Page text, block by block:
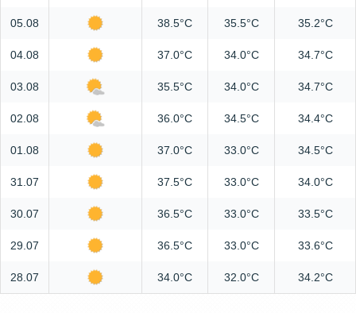
05.08 38.5°C 35.5°C 35.2°C
04.08 37.0°C 34.0°C 34.7°C
03.08 35.5°C 34.0°C 34.7°C
02.08 36.0°C 34.5°C 34.4°C
01.08 37.0°C 33.0°C 34.5°C
31.07 37.5°C 33.0°C 34.0°C
30.07 36.5°C 33.0°C 33.5°C
29.07 36.5°C 33.0°C 33.6°C
28.07 34.0°C 32.0°C 34.2°C